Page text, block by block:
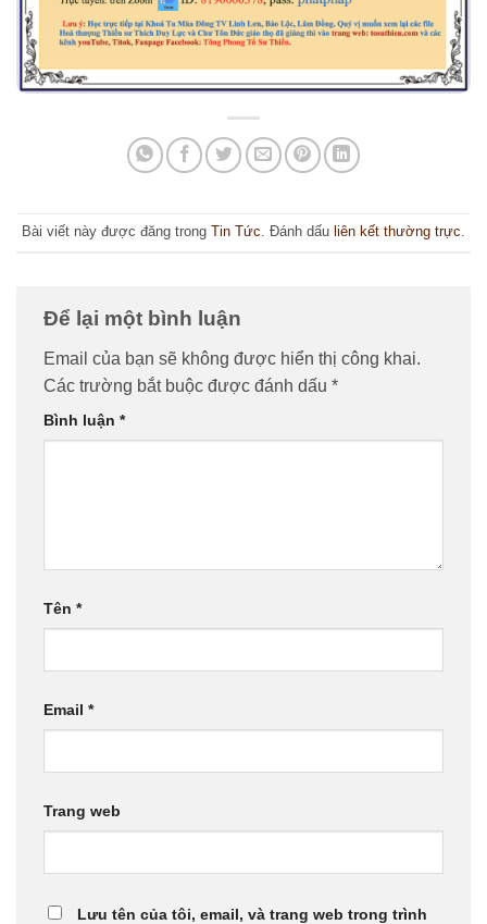
Bài viết này được đăng trong Tin Tức. Đánh dấu liên kết thường trực.
Để lại một bình luận
Email của bạn sẽ không được hiển thị công khai.
Các trường bắt buộc được đánh dấu *
Bình luận *
Tên *
Email *
Trang web
Lưu tên của tôi, email, và trang web trong trình